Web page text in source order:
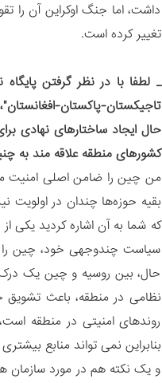
داشت، اما جنگ اوکراین آن را
تغییر کرده است.
_ لطفا با در نظر گرفتن
تاجیکستان-پاکستان-
حال ایجاد ساختارهای نهادی
کشورهای منطقه علاقه مند به
من چین را ضامن اصلی امنیت
بقیه حوزه‌ها چندان در اولویت
که شما به آن اشاره کردید یکی
سیاست چندوجهی خود، چین را
حال، بین روسیه و چین یک درک
نظامی در منطقه، باعث تشویق
روندهای امنیتی در منطقه
بنابراین نمی تواند منابع
و یک نکته هم در مورد سازمان